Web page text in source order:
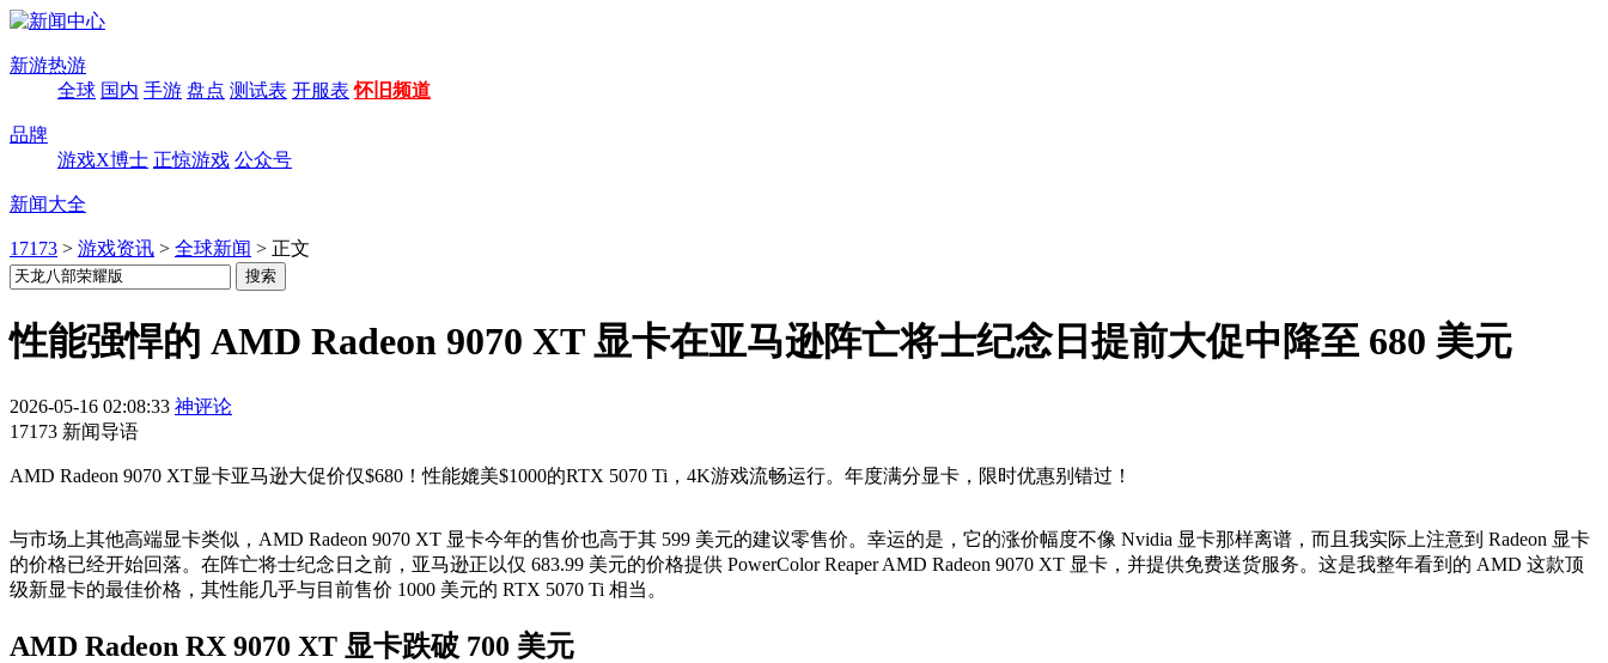
新游热游
全球 国内 手游 盘点 测试表 开服表 怀旧频道
品牌
游戏X博士 正惊游戏 公众号
新闻大全
17173 > 游戏资讯 > 全球新闻 > 正文
性能强悍的 AMD Radeon 9070 XT 显卡在亚马逊阵亡将士纪念日提前大促中降至 680 美元
2026-05-16 02:08:33 神评论
17173 新闻导语
AMD Radeon 9070 XT显卡亚马逊大促价仅$680！性能媲美$1000的RTX 5070 Ti，4K游戏流畅运行。年度满分显卡，限时优惠别错过！
与市场上其他高端显卡类似，AMD Radeon 9070 XT 显卡今年的售价也高于其 599 美元的建议零售价。幸运的是，它的涨价幅度不像 Nvidia 显卡那样离谱，而且我实际上注意到 Radeon 显卡
的价格已经开始回落。在阵亡将士纪念日之前，亚马逊正以仅 683.99 美元的价格提供 PowerColor Reaper AMD Radeon 9070 XT 显卡，并提供免费送货服务。这是我整年看到的 AMD 这款顶
级新显卡的最佳价格，其性能几乎与目前售价 1000 美元的 RTX 5070 Ti 相当。
AMD Radeon RX 9070 XT 显卡跌破 700 美元